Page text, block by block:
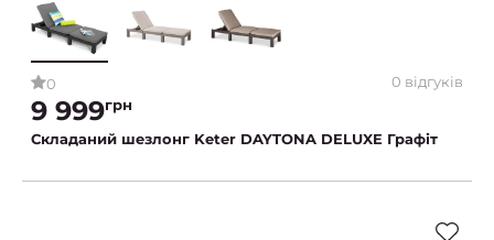
0 0 відгуків
9 999грн
Складаний шезлонг Keter DAYTONA DELUXE Графіт